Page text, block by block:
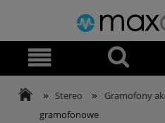
» Stereo » Gramofony
gramofonowe